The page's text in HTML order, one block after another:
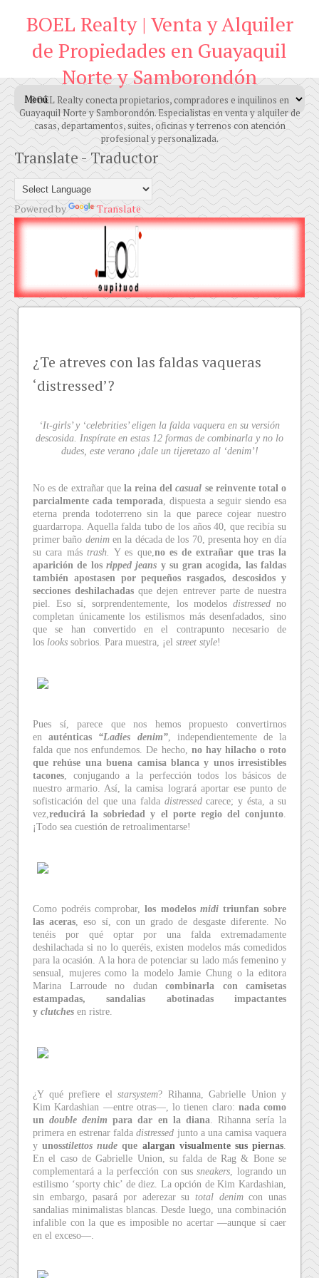
BOEL Realty | Venta y Alquiler
de Propiedades en Guayaquil
Norte y Samborondón
BOEL Realty conecta propietarios, compradores e inquilinos en
Guayaquil Norte y Samborondón. Especialistas en venta y alquiler de
casas, departamentos, suites, oficinas y terrenos con atención
profesional y personalizada.
Translate - Traductor
Powered by Translate
¿Te atreves con las faldas vaqueras
‘distressed’?
‘It-girls’ y ‘celebrities’ eligen la falda vaquera en su versión
descosida. Inspírate en estas 12 formas de combinarla y no lo
dudes, este verano ¡dale un tijeretazo al ‘denim’!
No es de extrañar que la reina delcasual se reinvente total o
parcialmente cada temporada, dispuesta a seguir siendo esa
eterna prenda todoterreno sin la que parece cojear nuestro
guardarropa. Aquella falda tubo de los años 40, que recibía su
primer baño denimen la década de los 70, presenta hoy en día
su cara más trash. Y es que,no es de extrañar que tras la
aparición de los ripped jeans y su gran acogida, las faldas
también apostasen por pequeños rasgados, descosidos y
secciones deshilachadas que dejen entrever parte de nuestra
piel. Eso sí, sorprendentemente, los modelos distressedno
completan únicamente los estilismos más desenfadados, sino
que se han convertido en el contrapunto necesario de
los looks sobrios. Para muestra, ¡el street style!
Pues sí, parece que nos hemos propuesto convertirnos
enauténticas “Ladies denim”, independientemente de la
falda que nos enfundemos. De hecho, no hay hilacho o roto
que rehúse una buena camisa blanca y unos irresistibles
tacones, conjugando a la perfección todos los básicos de
nuestro armario. Así, la camisa logrará aportar ese punto de
sofisticación del que una falda distressedcarece; y ésta, a su
vez,reducirá la sobriedad y el porte regio del conjunto.
¡Todo sea cuestión de retroalimentarse!
Como podréis comprobar,los modelos miditriunfan sobre
las aceras, eso sí, con un grado de desgaste diferente. No
tenéis por qué optar por una falda extremadamente
deshilachada si no lo queréis, existen modelos más comedidos
para la ocasión. A la hora de potenciar su lado más femenino y
sensual, mujeres como la modelo Jamie Chung o la editora
Marina Larroude no dudan combinarla con camisetas
estampadas, sandalias abotinadas impactantes
y clutches en ristre.
¿Y qué prefiere el starsystem? Rihanna, Gabrielle Union y
Kim Kardashian —entre otras—, lo tienen claro: nada como
undouble denim para dar en la diana . Rihanna sería la
primera en estrenar faldadistressed junto a una camisa vaquera
yunosstilettos nude que alargan visualmente sus piernas
En el caso de Gabrielle Union, su falda de Rag & Bone se
complementará a la perfección con sussneakers , logrando un
estilismo ‘sporty chic’ de diez. La opción de Kim Kardashian,
sin embargo, pasará por aderezar su total denimcon unas
sandalias minimalistas blancas. Desde luego, una combinación
infalible con la que es imposible no acertar —aunque sí caer
en el exceso—.